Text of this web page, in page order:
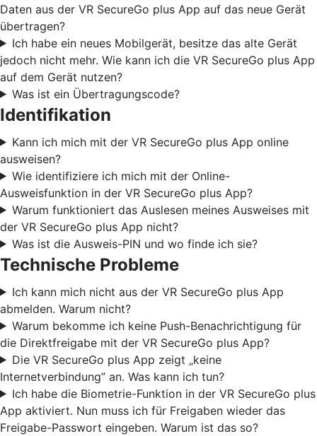
Daten aus der VR SecureGo plus App auf das neue Gerät
übertragen?
Ich habe ein neues Mobilgerät, besitze das alte Gerät
jedoch nicht mehr. Wie kann ich die VR SecureGo plus App
auf dem Gerät nutzen?
Was ist ein Übertragungscode?
Identifikation
Kann ich mich mit der VR SecureGo plus App online
ausweisen?
Wie identifiziere ich mich mit der Online-
Ausweisfunktion in der VR SecureGo plus App?
Warum funktioniert das Auslesen meines Ausweises mit
der VR SecureGo plus App nicht?
Was ist die Ausweis-PIN und wo finde ich sie?
Technische Probleme
Ich kann mich nicht aus der VR SecureGo plus App
abmelden. Warum nicht?
Warum bekomme ich keine Push-Benachrichtigung für
die Direktfreigabe mit der VR SecureGo plus App?
Die VR SecureGo plus App zeigt „keine
Internetverbindung” an. Was kann ich tun?
Ich habe die Biometrie-Funktion in der VR SecureGo plus
App aktiviert. Nun muss ich für Freigaben wieder das
Freigabe-Passwort eingeben. Warum ist das so?